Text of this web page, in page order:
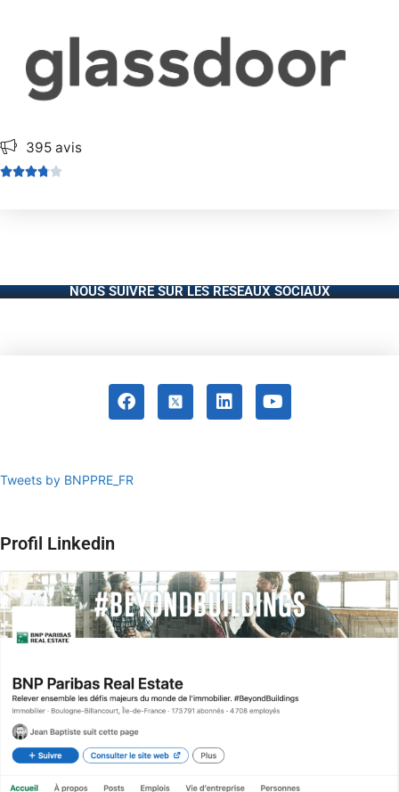
395 avis

NOUS SUIVRE SUR LES RÉSEAUX SOCIAUX
Tweets by BNPPRE_FR
Profil Linkedin